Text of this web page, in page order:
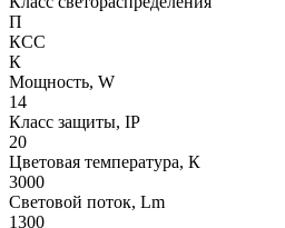
П
КСС
К
Мощность, W
14
Класс защиты, IP
20
Цветовая температура, К
3000
Световой поток, Lm
1300